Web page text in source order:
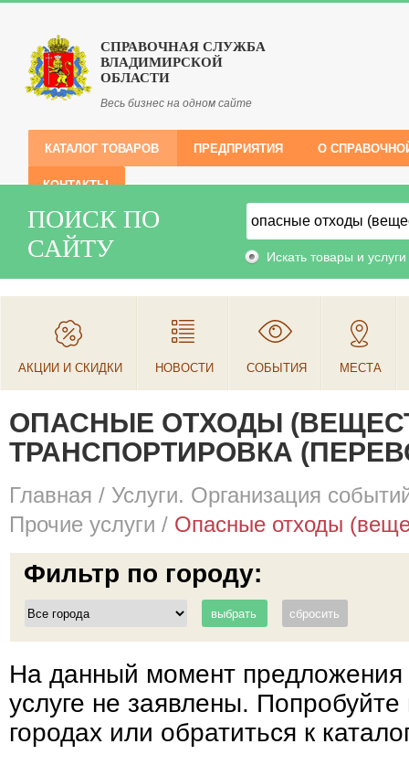
СПРАВОЧНАЯ СЛУЖБА
ВЛАДИМИРСКОЙ
ОБЛАСТИ
Весь бизнес на одном сайте
КАТАЛОГ ТОВАРОВ ПРЕДПРИЯТИЯ О
КОНТАКТЫ
ПОИСК ПО
САЙТУ
Искать товары и услуги
АКЦИИ И СКИДКИ НОВОСТИ СОБЫТИЯ МЕСТА
ОПАСНЫЕ ОТХОДЫ
ТРАНСПОРТИРОВКА
Главная / Услуги. Организация
Прочие услуги / Опасные отходы
Фильтр по городу:
На данный момент предложения
услуге не заявлены. Попробуйте
городах или обратиться к